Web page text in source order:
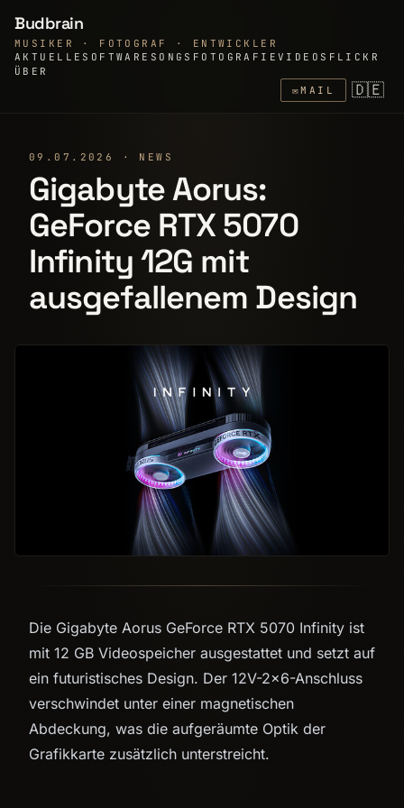
Budbrain
MUSIKER · FOTOGRAF · ENTWICKLER
AKTUELLE SOFTWARE SONGS FOTOGRAFIEVIDEOS FLICKR
ÜBER
✉MAIL 🇩🇪
09.07.2026 · NEWS
Gigabyte Aorus:
GeForce RTX 5070
Infinity 12G mit
ausgefallenem Design
Die Gigabyte Aorus GeForce RTX 5070 Infinity ist
mit 12 GB Videospeicher ausgestattet und setzt auf
ein futuristisches Design. Der 12V-2×6-Anschluss
verschwindet unter einer magnetischen
Abdeckung, was die aufgeräumte Optik der
Grafikkarte zusätzlich unterstreicht.